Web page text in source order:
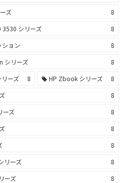
ズ
8
3530 シリーズ
8
ション
8
シリーズ
8
ーズ
8 HP Zbook シリーズ
8
8
ーズ
8
8
8
リーズ
8
ーズ
8